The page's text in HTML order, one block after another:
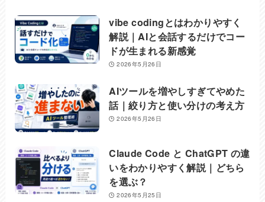
vibe codingとはわかりやすく
解説｜AIと会話するだけでコー
ドが生まれる新感覚
2026年5月26日
AIツールを増やしすぎてやめた
話｜絞り方と使い分けの考え方
2026年5月26日
Claude Code と ChatGPT の違
いをわかりやすく解説｜どちら
を選ぶ？
2026年5月25日